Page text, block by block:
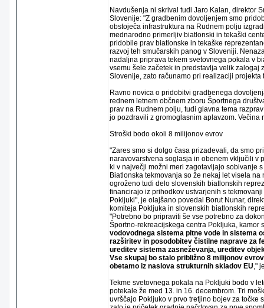
Navdušenja ni skrival tudi Jaro Kalan, direktor
Slovenije: "Z gradbenim dovoljenjem smo
obstoječa infrastruktura na Rudnem polju
mednarodno primerljiv biatlonski in tekaški
pridobile prav biatlonske in tekaške
razvoj teh smučarskih panog v Sloveniji.
nadaljna priprava tekem svetovnega pokala v
vsemu šele začetek in predstavlja velik zalogaj
Slovenije, zato računamo pri realizaciji projekta
Ravno novica o pridobitvi gradbenega
rednem letnem občnem zboru Športnega
prav na Rudnem polju, tudi glavna tema
jo pozdravili z gromoglasnim aplavzom.
Stroški bodo okoli 8 milijonov evrov
"Zares smo si dolgo časa prizadevali, da smo
naravovarstvena soglasja in obenem vključili v
ki v največji možni meri zagotavljajo sobivanje
Biatlonska tekmovanja so že nekaj let visela na
ogroženo tudi delo slovenskih biatlonskih
financirajo iz prihodkov ustvarjenih s
Pokljuki", je olajšano povedal Borut Nunar,
komiteja Pokljuka in slovenskih biatlonskih
"Potrebno bo pripraviti še vse potrebno za
Športno-rekreacijskega centra Pokljuka, kamor
vodovodnega sistema pitne vode in sistema
razširitev in posodobitev čistilne naprave za
ureditev sistema zasneževanja, ureditev
Vse skupaj bo stalo približno 8 milijonov
obetamo iz naslova strukturnih skladov EU,"
Tekme svetovnega pokala na Pokljuki bodo v
potekale že med 13. in 16. decembrom. Tri
uvrščajo Pokljuko v prvo tretjino bojev za točke